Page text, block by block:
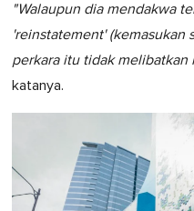
"Walaupun dia mendakwa
'reinstatement' (kemasukan
perkara itu tidak melibatkan
katanya.